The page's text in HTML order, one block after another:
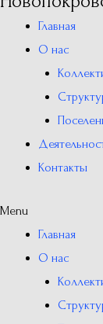
Главная
О нас
Контакты
Menu
Главная
О нас